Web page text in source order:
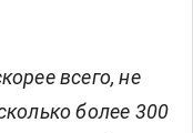
всего, не
более 300